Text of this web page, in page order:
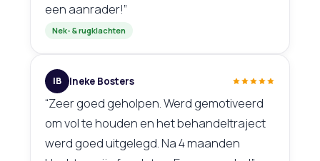
een aanrader!”
Nek- & rugklachten
IB Ineke Bosters
“Zeer goed geholpen. Werd gemotiveerd
om vol te houden en het behandeltraject
werd goed uitgelegd. Na 4 maanden